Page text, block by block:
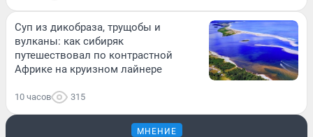
Суп из дикобраза, трущобы и
вулканы: как сибиряк
путешествовал по контрастной
Африке на круизном лайнере
10 часов 315
МНЕНИЕ